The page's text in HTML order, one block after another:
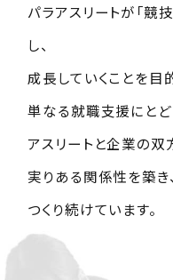
パラアスリートが「競
し、
成長していくことを目
単なる就職支援にとど
アスリートと企業の双
実りある関係性を築き、
つくり続けています。